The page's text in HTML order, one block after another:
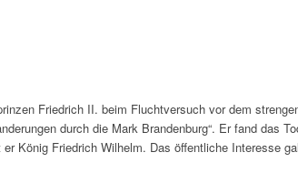
Fried­rich II. beim Flucht­ver­such vor dem
durch die Mark Bran­den­burg“. Er fand das
König Fried­rich Wilhelm. Das öffent­li­che Inter­esse